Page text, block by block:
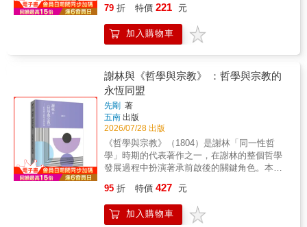
現哲學思考的方法和思辨的樂趣。本書特色
當然的現象──有原因就有結果──竟然拉出一長
串複雜而有深度的問題。釐清因果關係的問題
牽涉甚廣，從科學、醫療、社會科學、法律、
資料判讀，區分因果或關聯，也是重要的應
用。
一是優美與崇高的對立與統一，一是強調美的
主觀性。優美與崇高是十八世紀流行的美學論
題，康德將優美感與崇高感視作兩種美感形
美有兩種：崇高感和優美感。每一種刺激都令
人愉悅但卻是以不同的方式。崇高感感動人，
而優美感則迷醉人；崇高是偉大的，而優美卻
可以是渺小的；崇高是純樸的，而優美則可以
是經過裝扮和修飾。本文不僅在美感形式上探
討了優美與崇高的界定與區別，同時亦暗含了
對優美感與崇高感如何可能這一問題的思考。
79 折 特價 221 元
加入購物車
謝林與《哲學與宗教》 ：哲學與宗教的
永恆同盟
先剛 著
五南 出版
2026/07/28 出版
《哲學與宗教》（1804）是謝林「同一性哲
學」時期的代表著作之一，在謝林的整個哲學
發展過程中扮演著承前啟後的關鍵角色。本書
著作的核心思想（即同源分流的哲學與宗教如
何通過各自的重新定位而建立一種永恆和諧的
關係），以及相關的一些重要哲學問題。除此
95 折 特價 427 元
加入購物車